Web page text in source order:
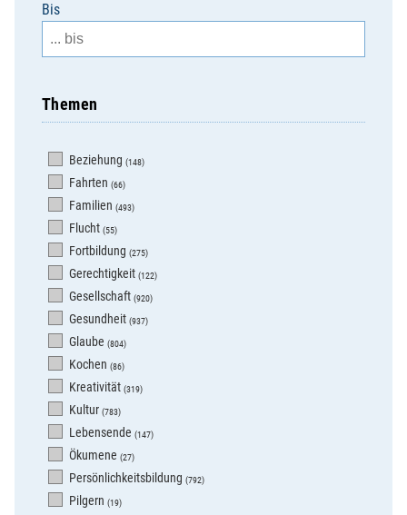
Bis
Themen
Beziehung (148)
Fahrten (66)
Familien (493)
Flucht (55)
Fortbildung (275)
Gerechtigkeit (122)
Gesellschaft (920)
Gesundheit (937)
Glaube (804)
Kochen (86)
Kreativität (319)
Kultur (783)
Lebensende (147)
Ökumene (27)
Persönlichkeitsbildung (792)
Pilgern (19)